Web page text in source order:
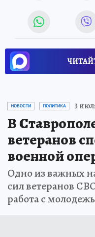
НОВОСТИ ПОЛИТИКА 3
В
ветеранов
военной
Одно из важных
сил ветеранов
работа с